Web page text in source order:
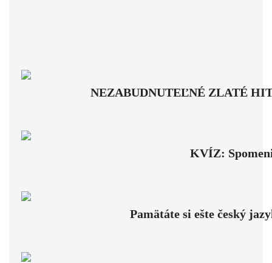
NEZABUDNUTEĽNÉ ZLATÉ
KVÍZ:
Pamätáte si ešte český